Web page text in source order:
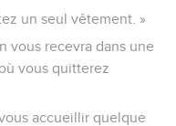
un seul vêtement. »
vous recevra dans une
vous quitterez
accueillir quelque